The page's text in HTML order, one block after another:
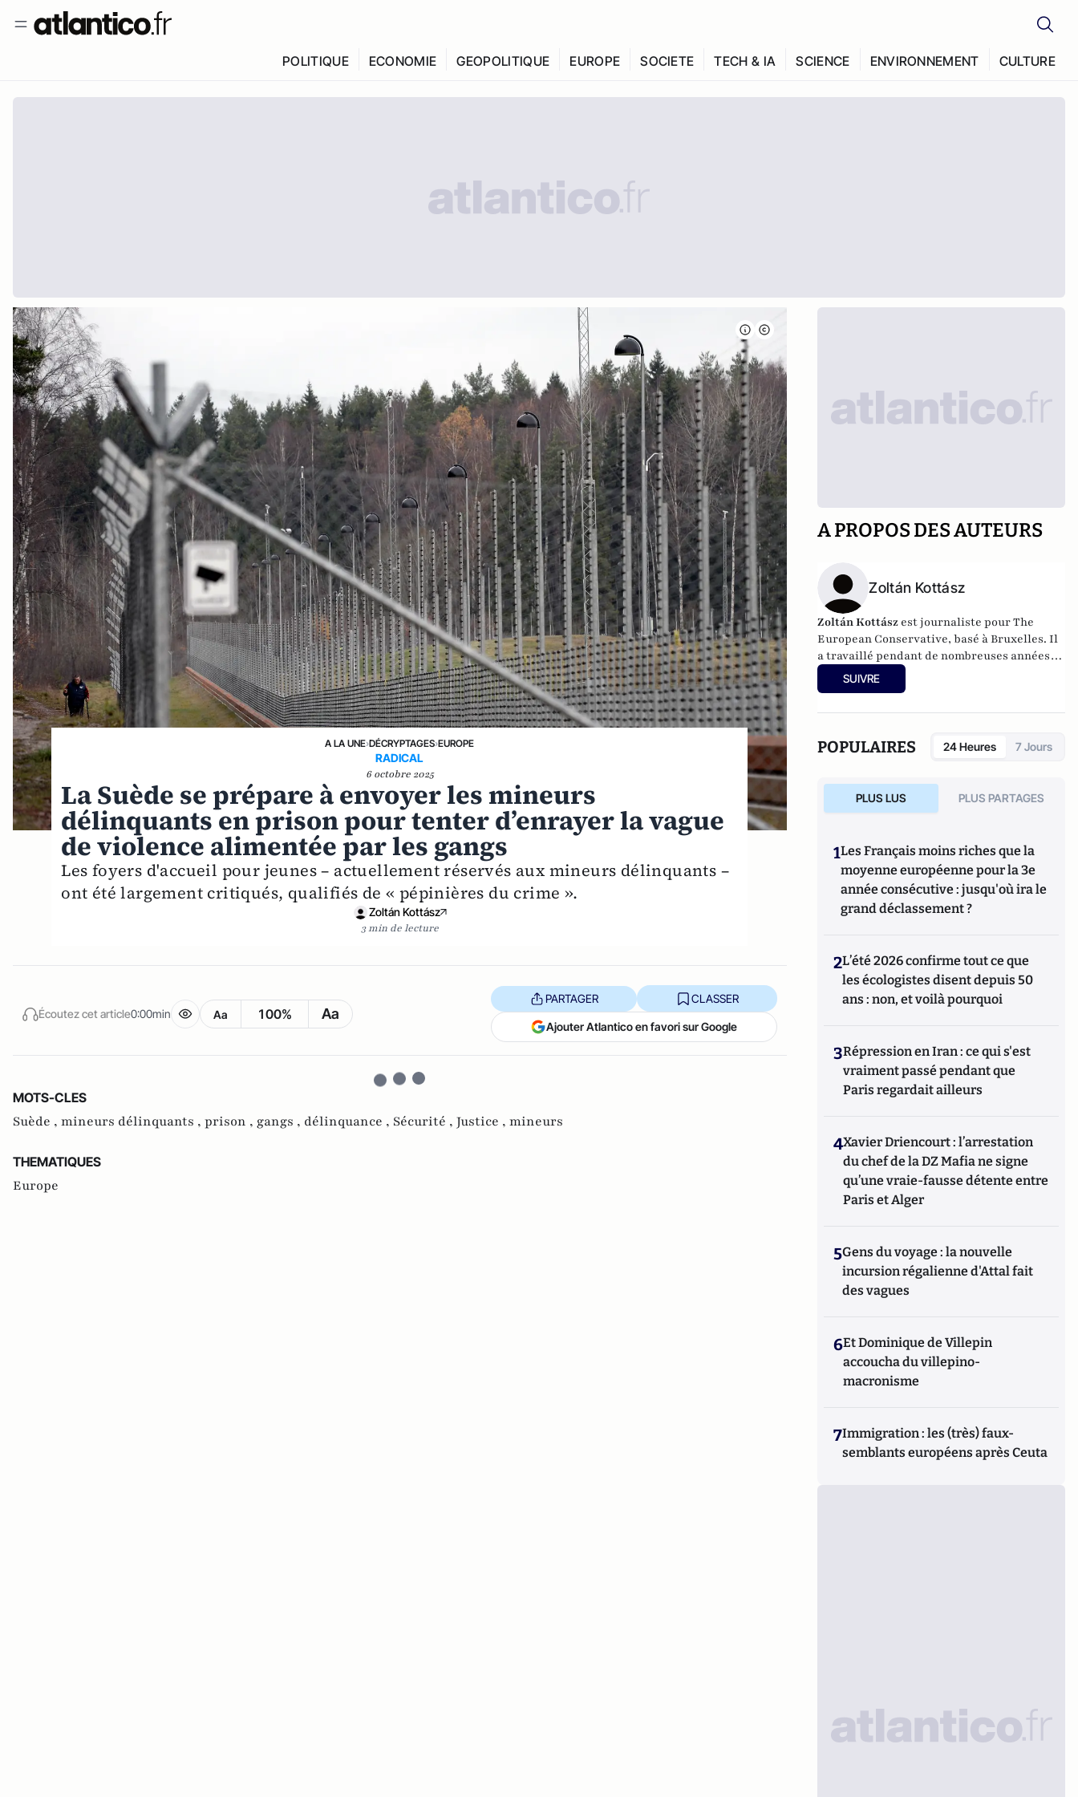
POLITIQUE ECONOMIE GEOPOLITIQUE EUROPE SOCIETE TECH & IA SCIENCE ENVIRONNEMENT CULTURE
A LA UNE›DÉCRYPTAGES›EUROPE
RADICAL
6 octobre 2025
La Suède se prépare à envoyer les mineurs
délinquants en prison pour tenter d’enrayer la vague
de violence alimentée par les gangs
Les foyers d'accueil pour jeunes – actuellement réservés aux mineurs délinquants –
ont été largement critiqués, qualifiés de « pépinières du crime ».
Zoltán Kottász
3 min de lecture
Écoutez cet article0:00min Aa 100% Aa
PARTAGER CLASSER
Ajouter Atlantico en favori sur Google
MOTS-CLES
Suède , mineurs délinquants , prison , gangs , délinquance , Sécurité , Justice , mineurs
THEMATIQUES
Europe
A PROPOS DES AUTEURS
Zoltán Kottász
Zoltán Kottász est journaliste pour The
European Conservative, basé à Bruxelles. Il
a travaillé pendant de nombreuses années
comme journaliste et comme rédacteur en
chef du service étranger du quotidien
SUIVRE
POPULAIRES 24 Heures 7 Jours
PLUS LUS PLUS PARTAGES
1Les Français moins riches que la
moyenne européenne pour la 3e
année consécutive : jusqu'où ira le
grand déclassement ?
2L’été 2026 confirme tout ce que
les écologistes disent depuis 50
ans : non, et voilà pourquoi
3Répression en Iran : ce qui s'est
vraiment passé pendant que
Paris regardait ailleurs
4Xavier Driencourt : l’arrestation
du chef de la DZ Mafia ne signe
qu’une vraie-fausse détente entre
Paris et Alger
5Gens du voyage : la nouvelle
incursion régalienne d'Attal fait
des vagues
6Et Dominique de Villepin
accoucha du villepino-
macronisme
7Immigration : les (très) faux-
semblants européens après Ceuta